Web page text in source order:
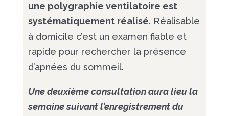
une polygraphie ventilatoire est
systématiquement réalisé. Réalisable
à domicile c’est un examen fiable et
rapide pour rechercher la présence
d’apnées du sommeil.
Une deuxième consultation aura lieu la
semaine suivant l’enregistrement du